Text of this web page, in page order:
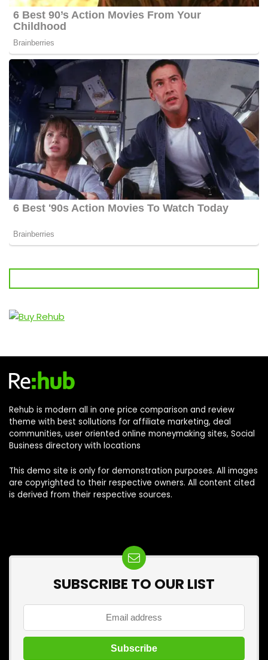
Rehub is modern all in one price comparison and review
theme with best sollutions for affiliate marketing, deal
communities, user oriented online moneymaking sites, Social
Business directory with locations
This demo site is only for demonstration purposes. All images
are copyrighted to their respective owners. All content cited
is derived from their respective sources.
SUBSCRIBE TO OUR LIST